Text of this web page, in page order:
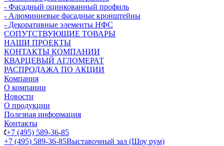
- Фасадный оцинкованный профиль
- Алюминиевые фасадные кронштейны
- Декоративные элементы НФС
СОПУТСТВУЮЩИЕ ТОВАРЫ
НАШИ ПРОЕКТЫ
КОНТАКТЫ КОМПАНИИ
КВАРЦЕВЫЙ АГЛОМЕРАТ
РАСПРОДАЖА ПО АКЦИИ
Компания
О компании
Новости
О продукции
Полезная информация
Контакты
+7 (495) 589-36-85
+7 (495) 589-36-85Выставочный зал (Шоу рум)